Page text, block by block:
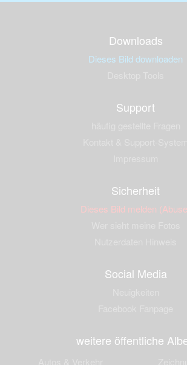
Downloads
Dieses Bild downloaden
Support
Sicherheit
Dieses Bild melden
Social Media
weitere öffentliche